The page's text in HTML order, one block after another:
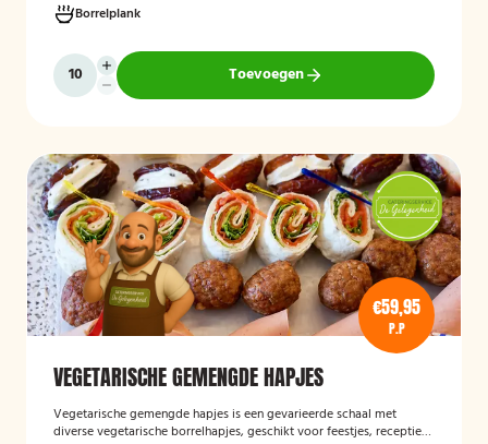
een gevarieerde selectie van vegetarische lekkernijen die direct
klaar zijn om te serveren en geschikt zijn voor gasten die bewust of
volledig vegetarisch eten.
Borrelplank
Toevoegen
€59,95
P.P
VEGETARISCHE GEMENGDE HAPJES
Vegetarische gemengde hapjes is een gevarieerde schaal met
diverse vegetarische borrelhapjes, geschikt voor feestjes, recepties